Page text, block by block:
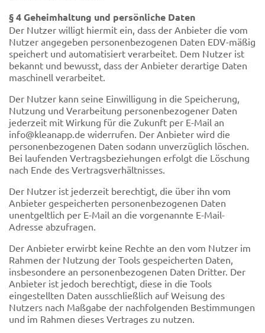
§ 4 Geheimhaltung und persönliche Daten
Der Nutzer willigt hiermit ein, dass der Anbieter die vom
Nutzer angegeben personenbezogenen Daten EDV-mäßig
speichert und automatisiert verarbeitet. Dem Nutzer ist
bekannt und bewusst, dass der Anbieter derartige Daten
maschinell verarbeitet.
Der Nutzer kann seine Einwilligung in die Speicherung,
Nutzung und Verarbeitung personenbezogener Daten
jederzeit mit Wirkung für die Zukunft per E-Mail an
info@kleanapp.de widerrufen. Der Anbieter wird die
personenbezogenen Daten sodann unverzüglich löschen.
Bei laufenden Vertragsbeziehungen erfolgt die Löschung
nach Ende des Vertragsverhältnisses.
Der Nutzer ist jederzeit berechtigt, die über ihn vom
Anbieter gespeicherten personenbezogenen Daten
unentgeltlich per E-Mail an die vorgenannte E-Mail-
Adresse abzufragen.
Der Anbieter erwirbt keine Rechte an den vom Nutzer im
Rahmen der Nutzung der Tools gespeicherten Daten,
insbesondere an personenbezogenen Daten Dritter. Der
Anbieter ist jedoch berechtigt, diese in die Tools
eingestellten Daten ausschließlich auf Weisung des
Nutzers nach Maßgabe der nachfolgenden Bestimmungen
und im Rahmen dieses Vertrages zu nutzen.